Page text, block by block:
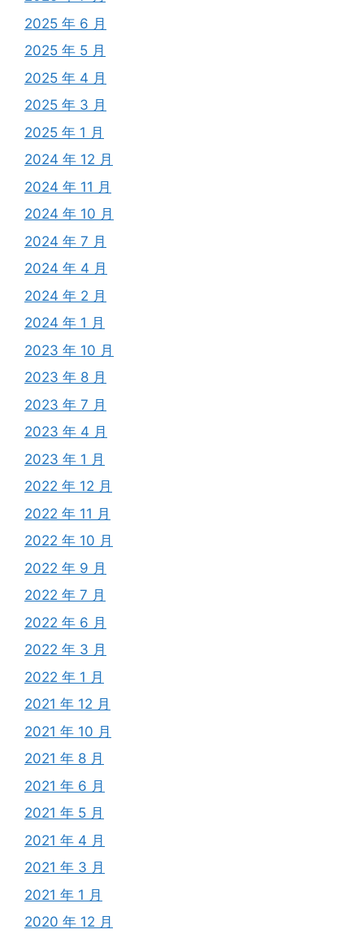
2025 年 6 月
2025 年 5 月
2025 年 4 月
2025 年 3 月
2025 年 1 月
2024 年 12 月
2024 年 11 月
2024 年 10 月
2024 年 7 月
2024 年 4 月
2024 年 2 月
2024 年 1 月
2023 年 10 月
2023 年 8 月
2023 年 7 月
2023 年 4 月
2023 年 1 月
2022 年 12 月
2022 年 11 月
2022 年 10 月
2022 年 9 月
2022 年 7 月
2022 年 6 月
2022 年 3 月
2022 年 1 月
2021 年 12 月
2021 年 10 月
2021 年 8 月
2021 年 6 月
2021 年 5 月
2021 年 4 月
2021 年 3 月
2021 年 1 月
2020 年 12 月